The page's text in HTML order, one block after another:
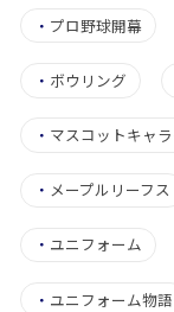
・ プロ野球開幕
・ ボウリング
・ マスコットキャ
・ メープルリーフス
・ ユニフォーム
・ ユニフォーム物語